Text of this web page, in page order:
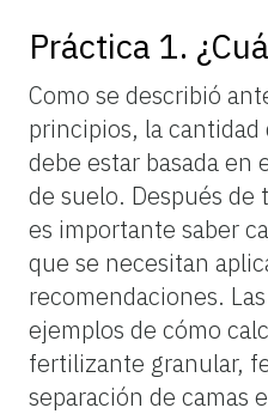
Práctica 1.
Como se describió
principios, la
debe estar basada en
de suelo. Después
es importante saber
que se necesitan
recomendaciones.
ejemplos de cómo
fertilizante granular,
separación de camas